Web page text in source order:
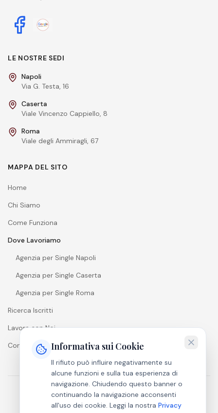
LE NOSTRE SEDI
Napoli
Via G. Testa, 16
Caserta
Viale Vincenzo Cappiello, 8
Roma
Viale degli Ammiragli, 67
MAPPA DEL SITO
Home
Chi Siamo
Come Funziona
Dove Lavoriamo
Agenzia per Single Napoli
Agenzia per Single Caserta
Agenzia per Single Roma
Ricerca Iscritti
Lavora con Noi
Contatti
P.Iva07950151212• CCIAA n. REA NA-927026
Informativa sui Cookie
Il rifiuto può influire negativamente su
alcune funzioni e sulla tua esperienza di
navigazione. Chiudendo questo banner o
continuando la navigazione acconsenti
all'uso dei cookie. Leggi la nostra Privacy